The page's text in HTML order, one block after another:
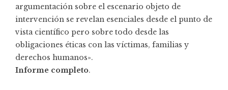
argumentación sobre el escenario objeto de
intervención se revelan esenciales desde el punto de
vista científico pero sobre todo desde las
obligaciones éticas con las víctimas, familias y
derechos humanos».
Informe completo.